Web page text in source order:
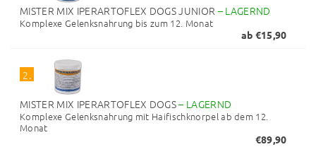
MISTER MIX IPERARTOFLEX DOGS JUNIOR – LAGERND
Komplexe Gelenksnahrung bis zum 12. Monat
ab €15,90
2.
MISTER MIX IPERARTOFLEX DOGS– LAGERND
Komplexe Gelenksnahrung mit Haifischknorpel ab dem 12.
Monat
€89,90